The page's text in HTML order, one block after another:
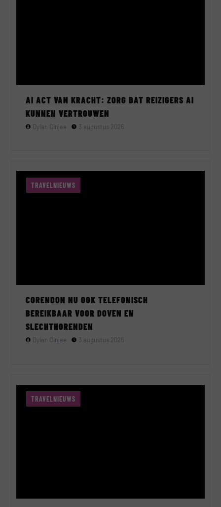
AI ACT VAN KRACHT: ZORG DAT REIZIGERS AI
KUNNEN VERTROUWEN
Dylan Cinjee 3 augustus 2026
TRAVELNIEUWS
CORENDON NU OOK TELEFONISCH
BEREIKBAAR VOOR DOVEN EN
SLECHTHORENDEN
Dylan Cinjee 3 augustus 2026
TRAVELNIEUWS